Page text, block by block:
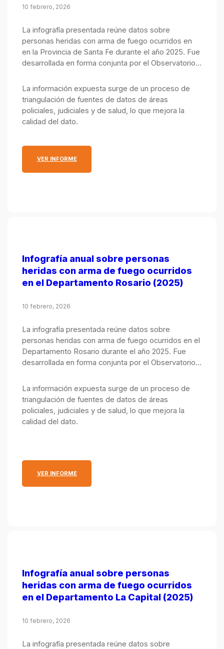
10 febrero, 2026
La infografía presentada reúne datos sobre
personas heridas con arma de fuego ocurridos en
en la Provincia de Santa Fe durante el año 2025. Fue
desarrollada en forma conjunta por el Observatorio
Público de la Acusación y el Ministerio de Justicia y
Seguridad.
La información expuesta surge de un proceso de
triangulación de fuentes de datos de áreas
policiales, judiciales y de salud, lo que mejora la
calidad del dato.
VER INFORME: INFOGRAFÍA ANUAL SOBRE PERSONAS
Infografía anual sobre personas
heridas con arma de fuego ocurridos
en el Departamento Rosario (2025)
10 febrero, 2026
La infografía presentada reúne datos sobre
personas heridas con arma de fuego ocurridos en el
Departamento Rosario durante el año 2025. Fue
desarrollada en forma conjunta por el Observatorio
Público de la Acusación y el Ministerio de Justicia y
Seguridad.
La información expuesta surge de un proceso de
triangulación de fuentes de datos de áreas
policiales, judiciales y de salud, lo que mejora la
calidad del dato.
VER INFORME: INFOGRAFÍA ANUAL SOBRE PERSONAS
Infografía anual sobre personas
heridas con arma de fuego ocurridos
en el Departamento La Capital (2025)
10 febrero, 2026
La infografía presentada reúne datos sobre